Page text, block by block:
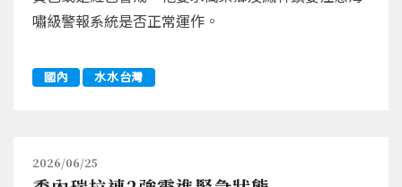
嘯級警報系統是否正常運作。
國內 水水台灣
2026/06/25